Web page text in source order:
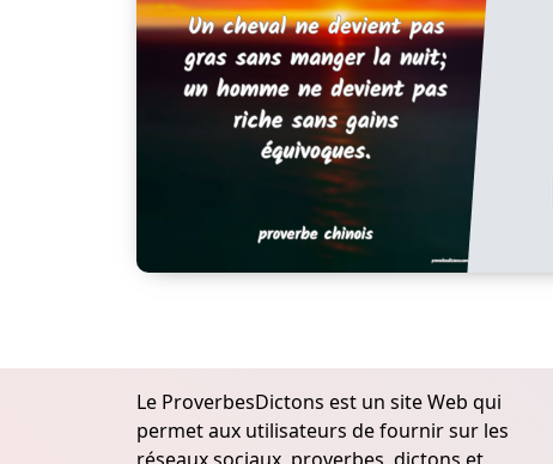
Le ProverbesDictons est un site Web qui
permet aux utilisateurs de fournir sur les